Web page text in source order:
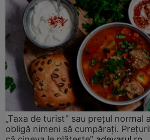
„Taxa de turist” sau prețul normal
obligă nimeni să cumpărați.